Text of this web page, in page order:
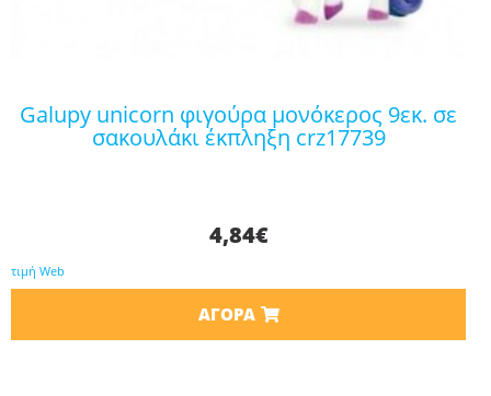
galupy unicorn φιγούρα μονόκερος 9εκ. σε
σακουλάκι έκπληξη crz17739
4,84€
τιμή Web
ΑΓΟΡΆ